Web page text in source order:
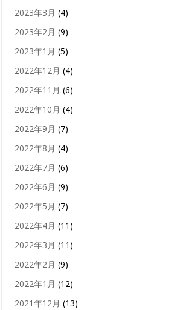
2023年3月 (4)
2023年2月 (9)
2023年1月 (5)
2022年12月 (4)
2022年11月 (6)
2022年10月 (4)
2022年9月 (7)
2022年8月 (4)
2022年7月 (6)
2022年6月 (9)
2022年5月 (7)
2022年4月 (11)
2022年3月 (11)
2022年2月 (9)
2022年1月 (12)
2021年12月 (13)